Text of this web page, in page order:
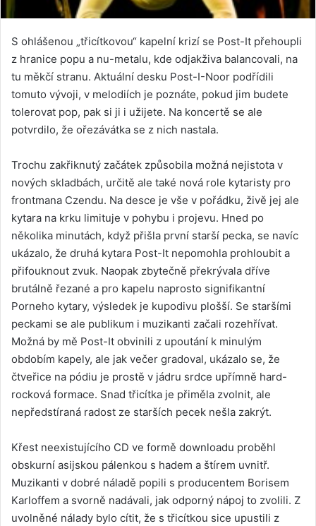
S ohlášenou „třicítkovou“ kapelní krizí se Post-It přehoupli
z hranice popu a nu-metalu, kde odjakživa balancovali, na
tu měkčí stranu. Aktuální desku Post-I-Noor podřídili
tomuto vývoji, v melodiích je poznáte, pokud jim budete
tolerovat pop, pak si ji i užijete. Na koncertě se ale
potvrdilo, že ořezávátka se z nich nastala.
Trochu zakřiknutý začátek způsobila možná nejistota v
nových skladbách, určitě ale také nová role kytaristy pro
frontmana Czendu. Na desce je vše v pořádku, živě jej ale
kytara na krku limituje v pohybu i projevu. Hned po
několika minutách, když přišla první starší pecka, se navíc
ukázalo, že druhá kytara Post-It nepomohla prohloubit a
přifouknout zvuk. Naopak zbytečně překrývala dříve
brutálně řezané a pro kapelu naprosto signifikantní
Porneho kytary, výsledek je kupodivu plošší. Se staršími
peckami se ale publikum i muzikanti začali rozehřívat.
Možná by mě Post-It obvinili z upoutání k minulým
obdobím kapely, ale jak večer gradoval, ukázalo se, že
čtveřice na pódiu je prostě v jádru srdce upřímně hard-
rocková formace. Snad třicítka je přiměla zvolnit, ale
nepředstíraná radost ze starších pecek nešla zakrýt.
Křest neexistujícího CD ve formě downloadu proběhl
obskurní asijskou pálenkou s hadem a štírem uvnitř.
Muzikanti v dobré náladě popili s producentem Borisem
Karloffem a svorně nadávali, jak odporný nápoj to zvolili. Z
uvolněné nálady bylo cítit, že s třicítkou sice upustili z